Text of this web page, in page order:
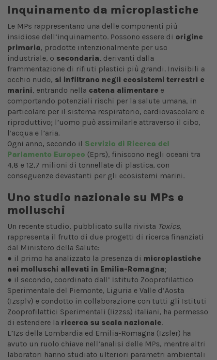
Inquinamento da microplastiche
Le MPs rappresentano una delle componenti più
insidiose dell’inquinamento. Possono essere di origine
primaria, prodotte intenzionalmente per uso
industriale, o secondaria, derivanti dalla
frammentazione di rifiuti plastici più grandi. Invisibili a
occhio nudo, si infiltrano negli ecosistemi terrestri e
marini, entrando nella catena alimentare e
comportando potenziali rischi per la salute umana, in
particolare per il sistema respiratorio, cardiovascolare e
riproduttivo; l’uomo può assimilarle attraverso il cibo,
l’acqua e l’aria.
Ogni anno, secondo il Servizio di Ricerca del
Parlamento Europeo (Eprs), finiscono negli oceani tra
4,8 e 12,7 milioni di tonnellate di plastica, con
conseguenze devastanti per gli ecosistemi marini.
Uno studio nazionale su MPs e
molluschi
Un recente studio, pubblicato sulla rivista Toxics,
rappresenta il frutto di due progetti di ricerca finanziati
dal Ministero della Salute:
● il primo ha analizzato la presenza di microplastiche
nei molluschi allevati in Emilia-Romagna;
● il secondo, coordinato dall’ Istituto Zooprofilattico
Sperimentale del Piemonte, Liguria e Valle d’Aosta
(Izsplv) e condotto in collaborazione con tutti gli Istituti
Zooprofilattici Sperimentali (Iizzss) italiani, ha permesso
di estendere la ricerca su scala nazionale.
L’Izs della Lombardia ed Emilia-Romagna (Izsler) ha
avuto un ruolo chiave nell’analisi delle MPs, mentre altri
laboratori hanno studiato ulteriori parametri ambientali